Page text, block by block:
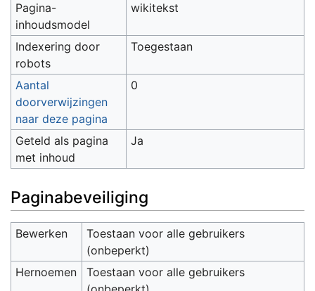
Pagina-
inhoudsmodel
wikitekst
Indexering door
robots
Toegestaan
Aantal
doorverwijzingen
naar deze pagina
0
Geteld als pagina
met inhoud
Ja
Paginabeveiliging
Bewerken
Toestaan voor alle gebruikers
(onbeperkt)
Hernoemen
Toestaan voor alle gebruikers